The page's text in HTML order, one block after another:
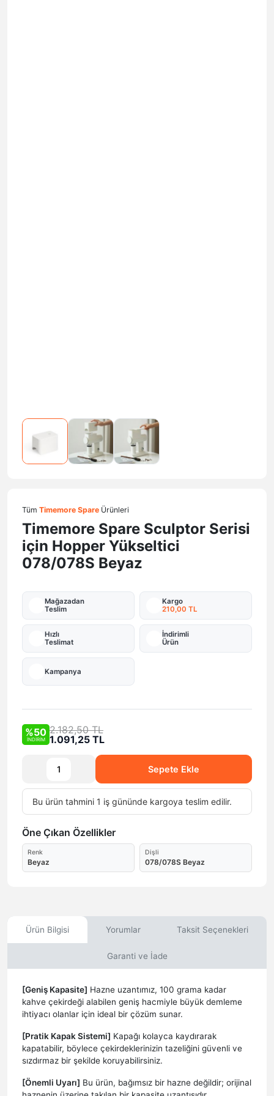
Tüm Timemore Spare Ürünleri
Timemore Spare Sculptor Serisi
için Hopper Yükseltici
078/078S Beyaz
Mağazadan
Teslim
Kargo
210,00 TL
Hızlı
Teslimat
İndirimli
Ürün
Kampanya
%50
İNDİRİM
2.182,50 TL
1.091,25 TL
Sepete Ekle
Bu ürün tahmini 1 iş gününde kargoya teslim edilir.
Öne Çıkan Özellikler
Renk
Beyaz
Dişli
078/078S Beyaz
Ürün Bilgisi Yorumlar Taksit Seçenekleri
Garanti ve İade
[Geniş Kapasite] Hazne uzantımız, 100 grama kadar
kahve çekirdeği alabilen geniş hacmiyle büyük demleme
ihtiyacı olanlar için ideal bir çözüm sunar.
[Pratik Kapak Sistemi] Kapağı kolayca kaydırarak
kapatabilir, böylece çekirdeklerinizin tazeliğini güvenli ve
sızdırmaz bir şekilde koruyabilirsiniz.
[Önemli Uyarı] Bu ürün, bağımsız bir hazne değildir; orijinal